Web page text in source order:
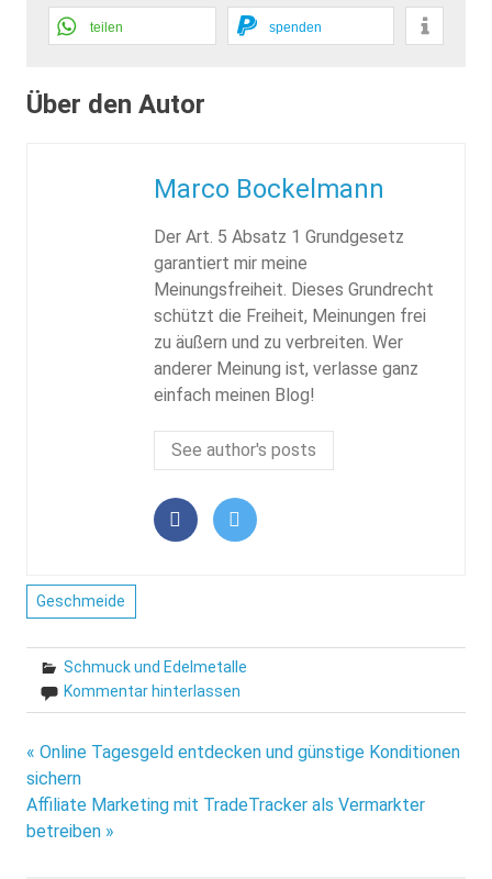
teilen spenden
Über den Autor
Marco Bockelmann
Der Art. 5 Absatz 1 Grundgesetz
garantiert mir meine
Meinungsfreiheit. Dieses Grundrecht
schützt die Freiheit, Meinungen frei
zu äußern und zu verbreiten. Wer
anderer Meinung ist, verlasse ganz
einfach meinen Blog!
See author's posts
Geschmeide
Schmuck und Edelmetalle
Kommentar hinterlassen
Beitragsnavigation
« Online Tagesgeld entdecken und günstige Konditionen
sichern
Affiliate Marketing mit TradeTracker als Vermarkter
betreiben »